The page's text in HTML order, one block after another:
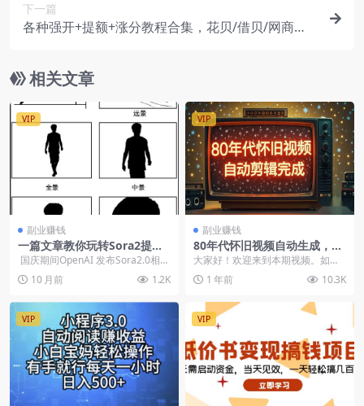
下一篇
各种强开+提额+涨分教程合集，花贝/借贝/网商代/
相关文章
VIP
副业赚钱
一篇文章教你玩转Sora2提示
词生成高质量视频（飞书文档
教程）
国庆期间OpenAI 发布Sora2.0相信
很多圈友都被Sora2....
10 月前 1.2K
VIP
副业赚钱
80年代怀旧视频自动生成，短
视频混剪工具，一键打造爆款
大家好！欢迎来到本期视频。如果
你想知道如何快速批量制作80年代
怀旧视频，或者如何...
1 年前 10.3K
VIP VIP